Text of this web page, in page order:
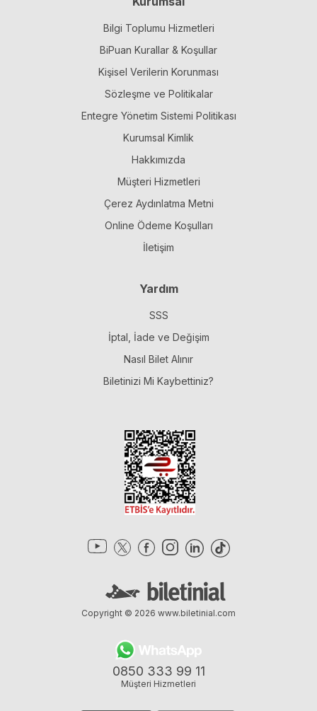
Bilgi Toplumu Hizmetleri
BiPuan Kurallar & Koşullar
Kişisel Verilerin Korunması
Sözleşme ve Politikalar
Entegre Yönetim Sistemi Politikası
Kurumsal Kimlik
Hakkımızda
Müşteri Hizmetleri
Çerez Aydınlatma Metni
Online Ödeme Koşulları
İletişim
Yardım
SSS
İptal, İade ve Değişim
Nasıl Bilet Alınır
Biletinizi Mi Kaybettiniz?
0850 333 99 11
Müşteri Hizmetleri
Copyright © 2026 www.biletinial.com